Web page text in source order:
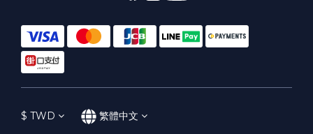
$ TWD 繁體中文